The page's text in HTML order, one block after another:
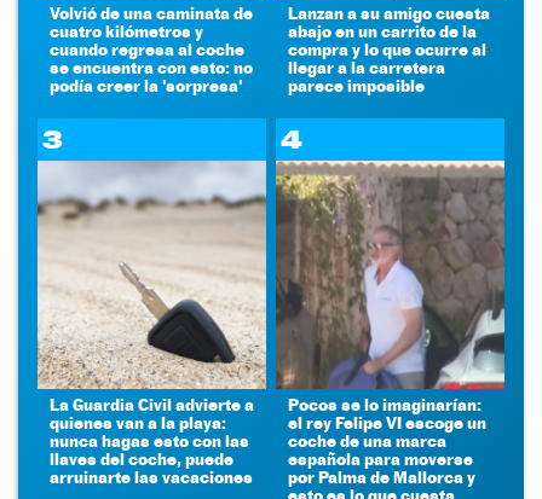
Volvió de una caminata de
cuatro kilómetros y
cuando regresa al coche
se encuentra con esto: no
podía creer la 'sorpresa'
Lanzan a su amigo cuesta
abajo en un carrito de la
compra y lo que ocurre al
llegar a la carretera
parece imposible
3
La Guardia Civil advierte a
quienes van a la playa:
nunca hagas esto con las
llaves del coche, puede
arruinarte las vacaciones
4
Pocos se lo imaginarían:
el rey Felipe VI escoge un
coche de una marca
española para moverse
por Palma de Mallorca y
esto es lo que cuesta